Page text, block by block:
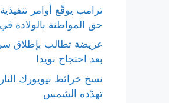
ترامب يوقّع أوامر
حق المواطنة بالولادة
عريضة تطالب بإطلاق
بعد احتجاج نويدا
نسخ خرائط نيويورك
تهدّده الشمس